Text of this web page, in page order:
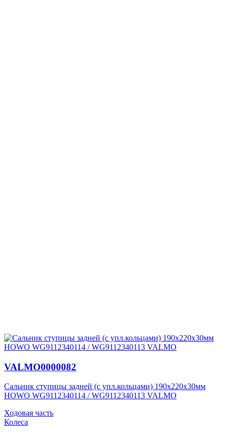
VALMO0000082
Сальник ступицы задней (с упл.кольцами) 190х220х30мм
HOWO WG9112340114 / WG9112340113 VALMO
Ходовая часть
Колеса